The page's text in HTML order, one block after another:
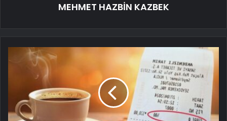
MEHMET HAZBİN KAZBEK